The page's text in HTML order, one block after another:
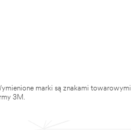
marki są znakami towarowymi
3M.